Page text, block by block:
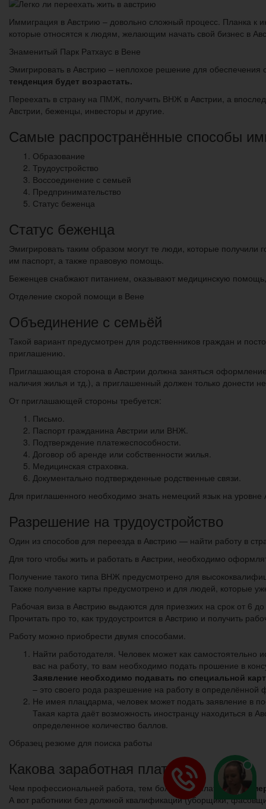
Иммиграция в Австрию – довольно сложный процесс. Планка к
которые относятся к людям, желающим начать свой бизнес в
Знаменитый Парк Ратхаус в Вене
Эмигрировать в Австрию – неплохое решение для обеспечения
тенденция будет возрастать.
Переехать в страну на ПМЖ, получить ВНЖ в Австрии, а
Австрии, беженцы, инвесторы и другие.
Самые распространённые способы
Образование
Трудоустройство
Воссоединение с семьей
Предпринимательство
Статус беженца
Статус беженца
Эмигрировать таким образом могут те люди, которые получили
им паспорт, а также правовую помощь.
Беженцев снабжают питанием, оказывают медицинскую
Отделение скорой помощи в Вене
Объединение с семьёй
Такой вариант предусмотрен для родственников граждан и
приглашению.
Приглашающая сторона в Австрии должна заняться
наличия жилья и тд.), а приглашенный должен только донести
От приглашающей стороны требуется:
Письмо.
Паспорт гражданина Австрии или ВНЖ.
Подтверждение платежеспособности.
Договор об аренде или собственности жилья.
Медицинская страховка.
Документально подтвержденные родственные связи.
Для приглашенного необходимо знать немецкий язык на уровне
Разрешение на трудоустройство
Один из способов для переезда в Австрию — найти работу в
Для того чтобы жить и работать в Австрии, необходимо
Получение такого типа ВНЖ предусмотрено для
Также получение карты предусмотрено и для людей, которые
Рабочая виза в Австрию выдаются для приезжих на срок от 6
Прочитать про то, как трудоустроится в Австрию и получить
Работу можно приобрести двумя способами.
Найти работодателя. Человек может как самостоятельно
вас на работу, то вам необходимо подать прошение в
Заявление необходимо подавать по специальной
– это своего рода разрешение на работу в
Не имея плацдарма, человек может подать заявление в
Такая карта даёт возможность иностранцу находиться в
определенное количество баллов.
Образец резюме для поиска работы
Какова заработная плата
Чем профессиональней работа, тем больше и оплата.
А вот работники без должной квалификации (уборщики,